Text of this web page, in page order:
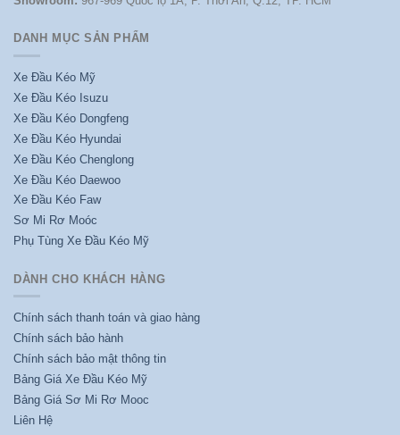
DANH MỤC SẢN PHẨM
Xe Đầu Kéo Mỹ
Xe Đầu Kéo Isuzu
Xe Đầu Kéo Dongfeng
Xe Đầu Kéo Hyundai
Xe Đầu Kéo Chenglong
Xe Đầu Kéo Daewoo
Xe Đầu Kéo Faw
Sơ Mi Rơ Moóc
Phụ Tùng Xe Đầu Kéo Mỹ
DÀNH CHO KHÁCH HÀNG
Chính sách thanh toán và giao hàng
Chính sách bảo hành
Chính sách bảo mật thông tin
Bảng Giá Xe Đầu Kéo Mỹ
Bảng Giá Sơ Mi Rơ Mooc
Liên Hệ